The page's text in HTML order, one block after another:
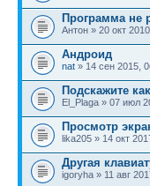
Программа не
Антон » 20 окт
Андроид
nat » 14 сен 2015,
Подскажите
El_Plaga » 07 июл
Просмотр
lika205 » 14 окт
Другая
igoryha » 11 авг